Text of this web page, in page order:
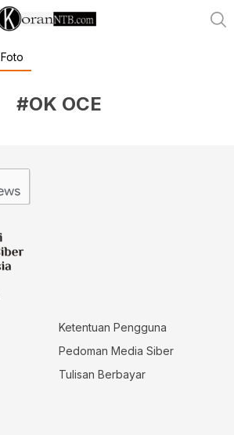
Foto
#OK OCE
Ketentuan Pengguna
Pedoman Media Siber
Tulisan Berbayar